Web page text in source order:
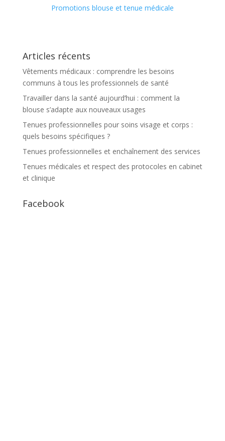
Promotions blouse et tenue médicale
Articles récents
Vêtements médicaux : comprendre les besoins
communs à tous les professionnels de santé
Travailler dans la santé aujourd’hui : comment la
blouse s’adapte aux nouveaux usages
Tenues professionnelles pour soins visage et corps :
quels besoins spécifiques ?
Tenues professionnelles et enchaînement des services
Tenues médicales et respect des protocoles en cabinet
et clinique
Facebook